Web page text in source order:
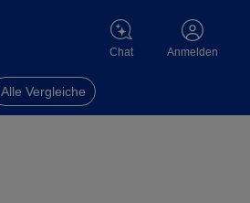
Chat Anmelden
Alle Vergleiche